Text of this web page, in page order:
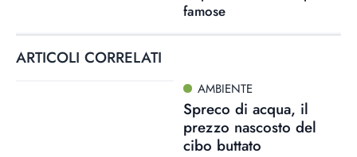
famose
ARTICOLI CORRELATI
AMBIENTE
Spreco di acqua, il
prezzo nascosto del
cibo buttato